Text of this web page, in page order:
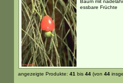
Baum mit
essbare Früchte
angezeigte Produkte: 41 bis 44 (von 44